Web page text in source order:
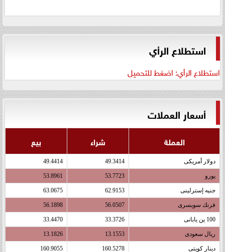
استطلاع الرأي
استطلاع الرأي: اضغط للتحميل
أسعار العملات
العملة شراء بيع
دولار أمريكى 49.3414
49.4414
يورو 53.7723
53.8961
جنيه إسترلينى 62.9153
63.0675
فرنك سويسرى 56.0507
56.1898
100 ين يابانى 33.3726
33.4470
ريال سعودى 13.1553
13.1826
دينار كويتى 160.5278
160.9055